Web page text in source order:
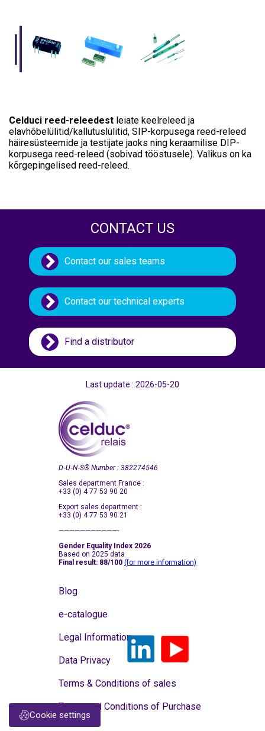
Celduci reed-releedest leiate keelreleed ja
elavhõbelülitid/kallutuslülitid, SIP-korpusega reed-releed
häiresüsteemide ja testijate jaoks ning keraamilise DIP-
korpusega reed-releed (sobivad tööstusele). Valikus on ka
kõrgepingelised reed-releed.
CONTACT US
Contact our sales teams
Contact our technical experts
Find a distributor
Last update : 2026-05-20
D‑U‑N‑S® Number : 382274546
Sales department France :
+33 (0) 4 77 53 90 20
Export sales department :
+33 (0) 4 77 53 90 21
———————————-
Gender Equality Index 2026
Based on 2025 data
Final result: 88/100 (for more information)
Blog
e-catalogue
Legal Information
Data Privacy
Terms & Conditions of sales
Terms and Conditions of Purchase
Cookie settings